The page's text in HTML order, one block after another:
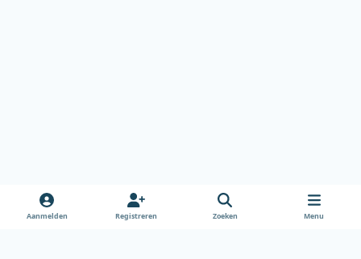
Aanmelden Registreren Zoeken Menu